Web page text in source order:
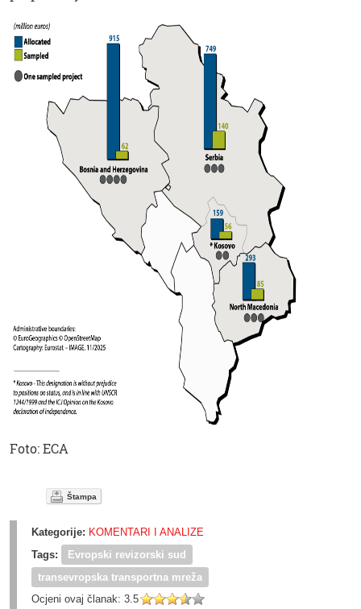
Foto: ECA
Štampa
Kategorije: KOMENTARI I ANALIZE
Tags:
Evropski revizorski sud
transevropska transportna mreža
Ocjeni ovaj članak: 3.5